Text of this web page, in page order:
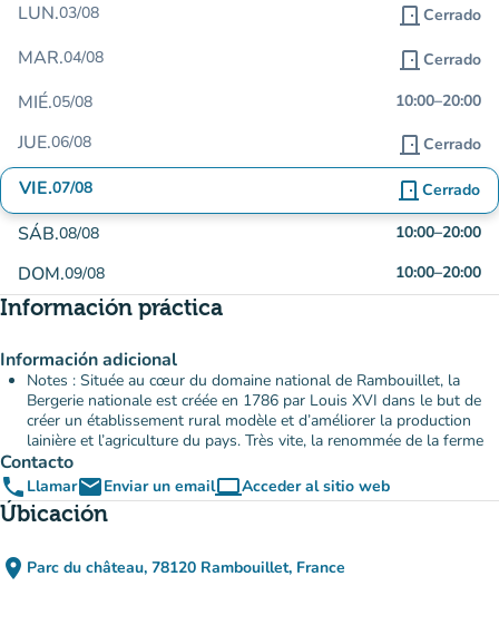
LUN.03/08 door_front Cerrado
MAR.04/08 door_front Cerrado
MIÉ.05/08 10:00–20:00
JUE.06/08 door_front Cerrado
VIE.07/08 door_front Cerrado
SÁB.08/08 10:00–20:00
DOM.09/08 10:00–20:00
Información práctica
Información adicional
Notes : Située au cœur du domaine national de Rambouillet, la
Bergerie nationale est créée en 1786 par Louis XVI dans le but de
créer un établissement rural modèle et d’améliorer la production
lainière et l’agriculture du pays. Très vite, la renommée de la ferme
Contacto
phone LlamaremailEnviar un emailcomputerAcceder al sitio web
(nueva pestaña)
Úbicación
place Parc du château, 78120 Rambouillet, France
(abrir en Google Maps)
(nueva pestaña)